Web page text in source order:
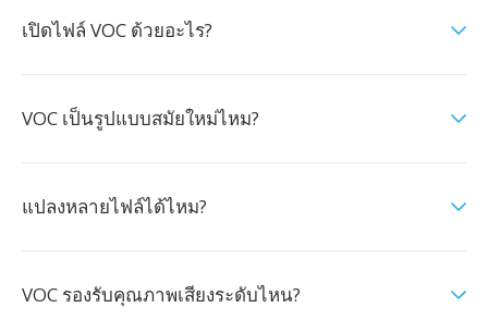
เปิดไฟล์ VOC ด้วยอะไร?
VOC เป็นรูปแบบสมัยใหม่ไหม?
แปลงหลายไฟล์ได้ไหม?
VOC รองรับคุณภาพเสียงระดับไหน?